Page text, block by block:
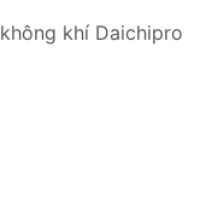
khí Daichipro